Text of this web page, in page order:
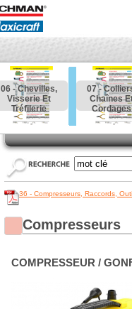
06 - Chevilles,
Visserie Et
Tréfilerie
07 -
Chaînes
Cordages
36 - Compresseurs, Raccords,
Compresseurs
COMPRESSEUR /